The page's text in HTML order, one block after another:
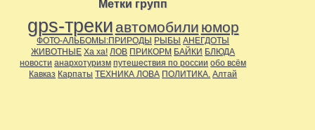
Метки групп
gps-треки автомобили юмор
ФОТО-АЛЬБОМЫ:ПРИРОДЫ РЫБЫ АНЕГДОТЫ
ЖИВОТНЫЕ Ха ха! ЛОВ ПРИКОРМ БАЙКИ БЛЮДА
новости анархотуризм путешествия по россии обо всём
Кавказ Карпаты ТЕХНИКА ЛОВА ПОЛИТИКА. Алтай